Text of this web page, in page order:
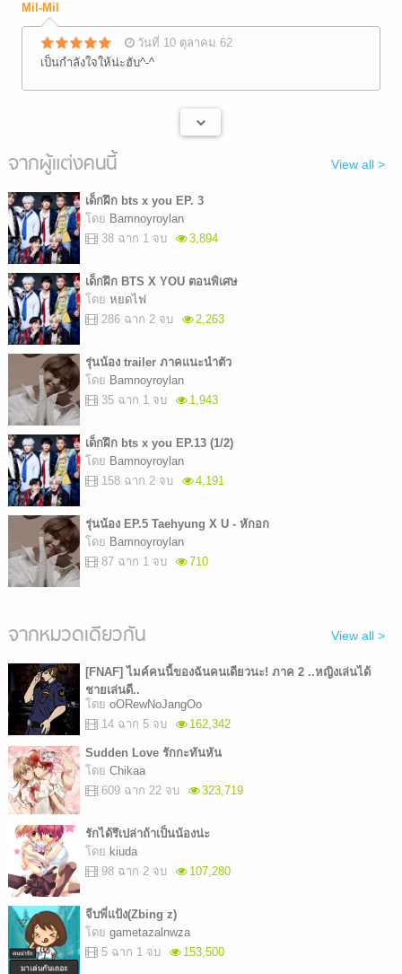
Mil-Mil
วันที่ 10 ตุลาคม 62
เป็นกำลังใจให้น่ะฮับ^-^
จากผู้แต่งคนนี้ View all >
เด็กฝึก bts x you EP. 3
โดย Bamnoyroylan
38 ฉาก 1 จบ
3,894
เด็กฝึก BTS X YOU ตอนพิเศษ
โดย หยดไฟ
286 ฉาก 2 จบ
2,263
รุ่นน้อง trailer ภาคแนะนำตัว
โดย Bamnoyroylan
35 ฉาก 1 จบ
1,943
เด็กฝึก bts x you EP.13 (1/2)
โดย Bamnoyroylan
158 ฉาก 2 จบ
4,191
รุ่นน้อง EP.5 Taehyung X U - หักอก
โดย Bamnoyroylan
87 ฉาก 1 จบ
710
จากหมวดเดียวกัน View all >
[FNAF] ไมค์คนนี้ของฉันคนเดียวนะ! ภาค 2 ..หญิงเล่นได้
ชายเล่นดี..
โดย oORewNoJangOo
14 ฉาก 5 จบ
162,342
Sudden Love รักกะทันหัน
โดย Chikaa
609 ฉาก 22 จบ
323,719
รักได้รึเปล่าถ้าเป็นน้องน่ะ
โดย kiuda
98 ฉาก 2 จบ
107,280
จีบพี่แป้ง(Zbing z)
โดย gametazalnwza
5 ฉาก 1 จบ
153,500